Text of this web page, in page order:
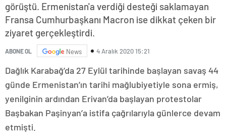
görüştü. Ermenistan'a verdiği desteği saklamayan
Fransa Cumhurbaşkanı Macron ise dikkat çeken bir
ziyaret gerçekleştirdi.
ABONE OL News 4 Aralık 2020 15:21
Dağlık Karabağ’da 27 Eylül tarihinde başlayan savaş 44
günde Ermenistan’ın tarihi mağlubiyetiyle sona ermiş,
yenilginin ardından Erivan’da başlayan protestolar
Başbakan Paşinyan’a istifa çağrılarıyla günlerce devam
etmişti.